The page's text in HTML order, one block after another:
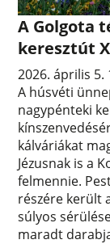
A Golgota
keresztút
2026. április 5.
A húsvéti
nagypénteki
kálváriákat
Jézusnak is a
felmennie.
részére került
súlyos
maradt